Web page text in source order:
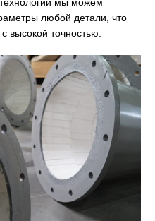
мы можем
любой детали, что
высокой точностью.